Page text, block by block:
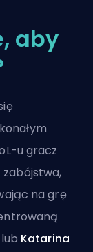
aby
u gracz
na grę
lub Katarina